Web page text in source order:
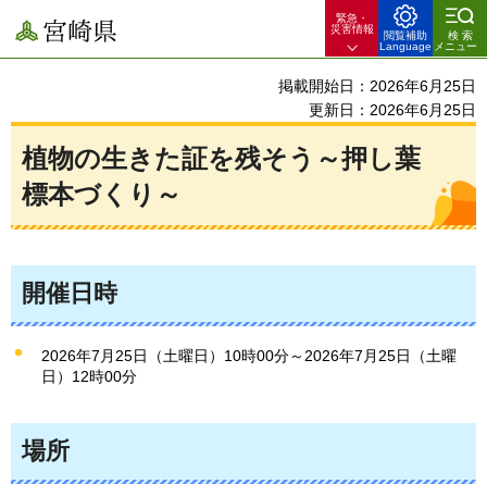
宮崎県
緊急・
災害情報
閲覧補助
Language
検索
メニュー
掲載開始日：2026年6月25日
更新日：2026年6月25日
植物の生きた証を残そう～押し葉
標本づくり～
開催日時
2026年7月25日（土曜日）10時00分～2026年7月25日（土曜
日）12時00分
場所